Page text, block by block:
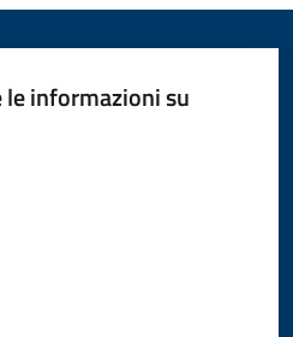
le informazioni su